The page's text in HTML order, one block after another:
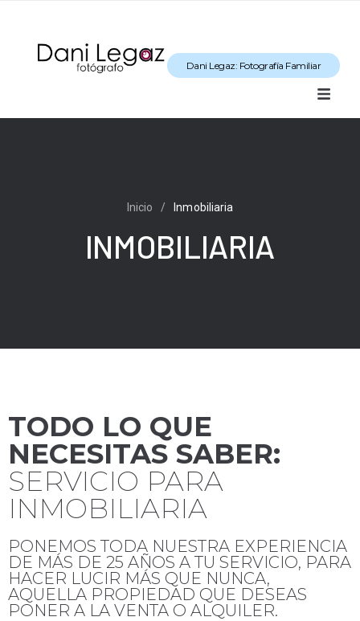
Dani Legaz: Fotografía Familiar
Inicio / Inmobiliaria
INMOBILIARIA
TODO LO QUE
NECESITAS SABER:
SERVICIO PARA
INMOBILIARIA
PONEMOS TODA NUESTRA EXPERIENCIA
DE MÁS DE 25 AÑOS A TU SERVICIO, PARA
HACER LUCIR MÁS QUE NUNCA,
AQUELLA PROPIEDAD QUE DESEAS
PONER A LA VENTA O ALQUILER.